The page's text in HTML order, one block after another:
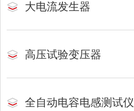
大电流发生器
高压试验变压器
全自动电容电感测试仪